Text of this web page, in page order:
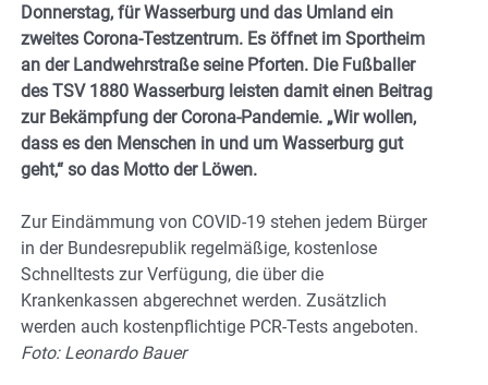
Donnerstag, für Wasserburg und das Umland ein
zweites Corona-Testzentrum. Es öffnet im Sportheim
an der Landwehrstraße seine Pforten. Die Fußballer
des TSV 1880 Wasserburg leisten damit einen Beitrag
zur Bekämpfung der Corona-Pandemie. „Wir wollen,
dass es den Menschen in und um Wasserburg gut
geht,“ so das Motto der Löwen.
Zur Eindämmung von COVID-19 stehen jedem Bürger
in der Bundesrepublik regelmäßige, kostenlose
Schnelltests zur Verfügung, die über die
Krankenkassen abgerechnet werden. Zusätzlich
werden auch kostenpflichtige PCR-Tests angeboten.
Foto: Leonardo Bauer